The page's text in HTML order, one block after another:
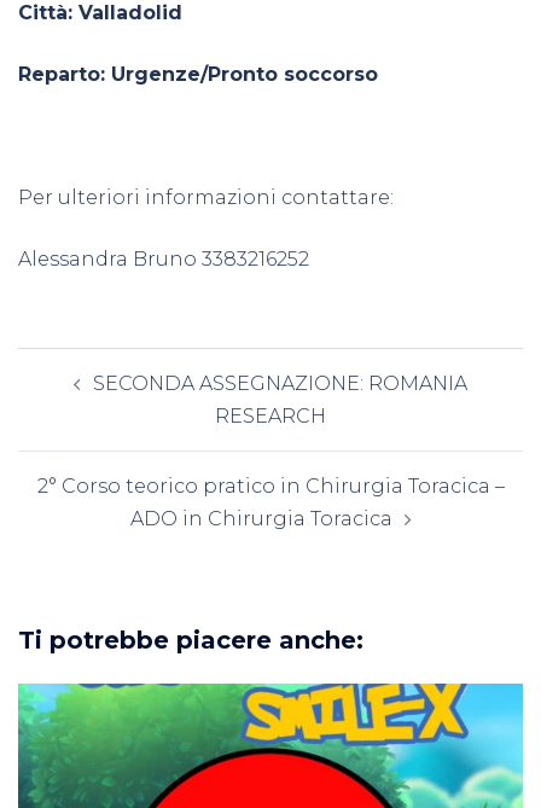
Città: Valladolid
Reparto: Urgenze/Pronto soccorso
Per ulteriori informazioni contattare:
Alessandra Bruno 3383216252
articoloSECONDA ASSEGNAZIONE: ROMANIA
RESEARCH
2° Corso teorico pratico in Chirurgia Toracica –
ADO in Chirurgia Toracica
Ti potrebbe piacere anche: